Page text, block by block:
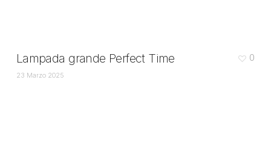
Lampada grande Perfect Time
23 Marzo 2025
0